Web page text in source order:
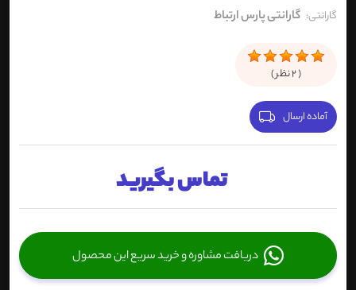
گارانتی: گارانتی پارس ارتباط
(
2نظر )
آماده ارسال
تماس بگیرید
دریافت مشاوره و خرید سریع این محصول